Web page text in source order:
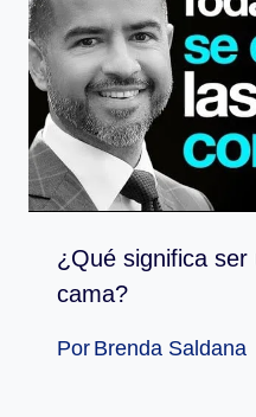
¿Qué significa
cama?
Por Brenda Saldana